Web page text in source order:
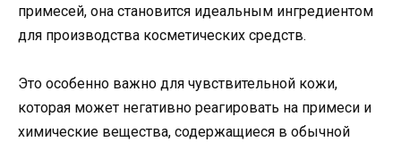
примесей, она становится идеальным ингредиентом
для производства косметических средств.
Это особенно важно для чувствительной кожи,
которая может негативно реагировать на примеси и
химические вещества, содержащиеся в обычной